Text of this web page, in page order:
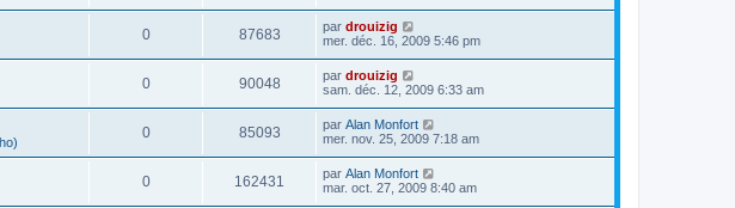
0 87683 par drouizig
mer. déc. 16, 2009 5:46 pm
0 90048 par drouizig
sam. déc. 12, 2009 6:33 am
0 85093 par Alan Monfort
mer. nov. 25, 2009 7:18 am
0 162431 par Alan Monfort
mar. oct. 27, 2009 8:40 am